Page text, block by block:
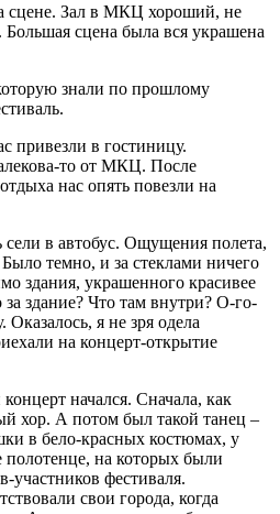
сцене. Зал в МКЦ хороший, не
Большая сцена была вся украшена
знали по прошлому
привезли в гостиницу.
то от МКЦ. После
нас опять повезли на
в автобус. Ощущения полета,
темно, и за стеклами ничего
здания, украшенного красивее
здание? Что там внутри? О-го-
я не зря одела
на концерт-открытие
начался. Сначала, как
хор. А потом был такой танец –
в бело-красных костюмах, у
на которых были
участников фестиваля.
свои города, когда